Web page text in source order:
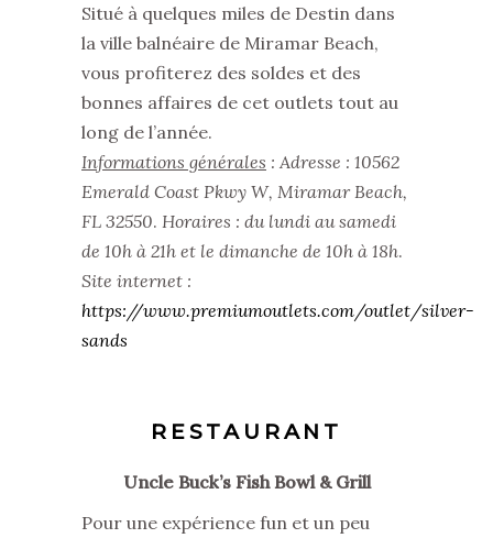
Situé à quelques miles de Destin dans
la ville balnéaire de Miramar Beach,
vous profiterez des soldes et des
bonnes affaires de cet outlets tout au
long de l’année.
Informations générales : Adresse : 10562
Emerald Coast Pkwy W, Miramar Beach,
FL 32550. Horaires : du lundi au samedi
de 10h à 21h et le dimanche de 10h à 18h.
Site internet :
https://www.premiumoutlets.com/outlet/silver-
sands
RESTAURANT
Uncle Buck’s Fish Bowl & Grill
Pour une expérience fun et un peu